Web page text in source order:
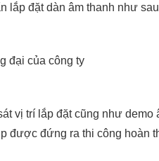
lắp đặt dàn âm thanh như
đại của công ty
vị trí lắp đặt cũng như demo
được đứng ra thi công hoàn